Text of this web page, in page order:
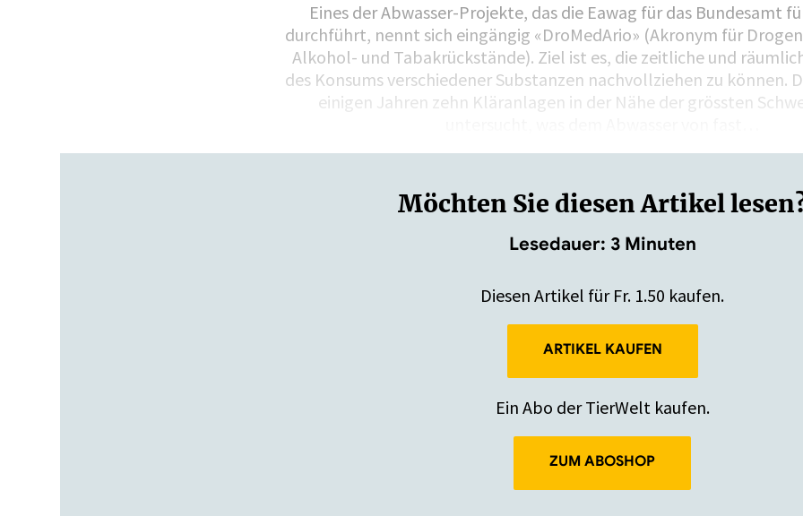
Eines der Abwasser-Projekte, das die Eawag für das Bundesamt
durchführt, nennt sich eingängig «DroMedArio» (Akronym für
Alkohol- und Tabakrückstände). Ziel ist es, die zeitliche und
des Konsums verschiedener Substanzen nachvollziehen zu können.
einigen Jahren zehn Kläranlagen in der Nähe der grössten
Möchten Sie diesen Artikel
Lesedauer: 3 Minuten
Diesen Artikel für Fr. 1.50 kaufen.
ARTIKEL KAUFEN
Ein Abo der TierWelt kaufen.
ZUM ABOSHOP